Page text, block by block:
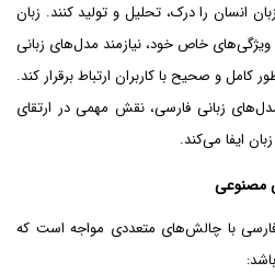
انسان را درک، تحلیل و تولید کنند. زبان
خاص خود، نیازمند مدل‌های زبانی
و صحیح با کاربران ارتباط برقرار کند.
زبانی فارسی، نقش مهمی در ارتقای
ایفا می‌کند.
مصنوعی
با چالش‌های متعددی مواجه است که